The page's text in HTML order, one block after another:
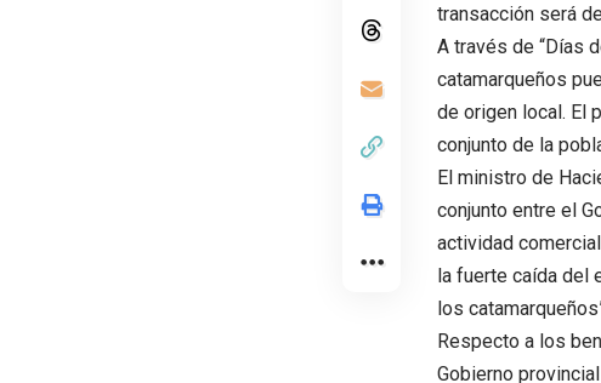
transacción será
A través de “Días
catamarqueños
de origen local. El
conjunto de la
El ministro de
conjunto entre el
actividad
la fuerte caída del
los
Respecto a los
Gobierno